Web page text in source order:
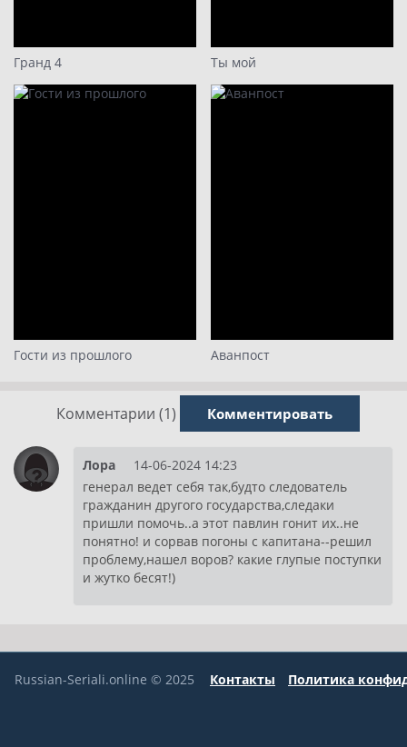
Гранд 4 Ты мой
Гости из прошлого Аванпост
Комментарии (1) Комментировать
Лора
14-06-2024 14:23
генерал ведет себя так,будто следователь
гражданин другого государства,следаки
пришли помочь..а этот павлин гонит их..не
понятно! и сорвав погоны с капитана--решил
проблему,нашел воров? какие глупые поступки
и жутко бесят!)
Russian-Seriali.online © 2025 Контакты Политика